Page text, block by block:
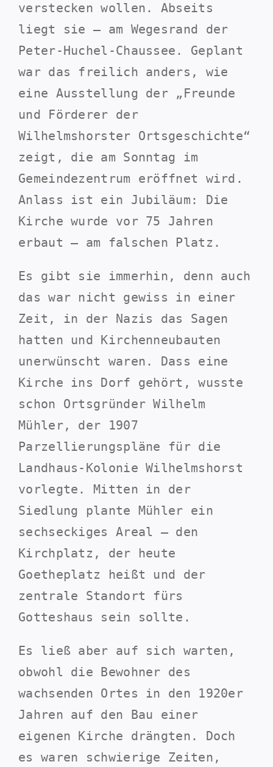
verstecken wollen. Abseits
liegt sie – am Wegesrand der
Peter-Huchel-Chaussee. Geplant
war das freilich anders, wie
eine Ausstellung der „Freunde
und Förderer der
Wilhelmshorster Ortsgeschichte“
zeigt, die am Sonntag im
Gemeindezentrum eröffnet wird.
Anlass ist ein Jubiläum: Die
Kirche wurde vor 75 Jahren
erbaut – am falschen Platz.
Es gibt sie immerhin, denn auch
das war nicht gewiss in einer
Zeit, in der Nazis das Sagen
hatten und Kirchenneubauten
unerwünscht waren. Dass eine
Kirche ins Dorf gehört, wusste
schon Ortsgründer Wilhelm
Mühler, der 1907
Parzellierungspläne für die
Landhaus-Kolonie Wilhelmshorst
vorlegte. Mitten in der
Siedlung plante Mühler ein
sechseckiges Areal – den
Kirchplatz, der heute
Goetheplatz heißt und der
zentrale Standort fürs
Gotteshaus sein sollte.
Es ließ aber auf sich warten,
obwohl die Bewohner des
wachsenden Ortes in den 1920er
Jahren auf den Bau einer
eigenen Kirche drängten. Doch
es waren schwierige Zeiten,